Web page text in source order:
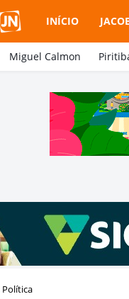
INÍCIO
Miguel Calmon
Política